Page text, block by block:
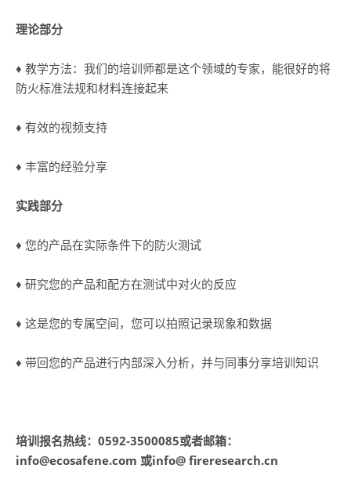
理论部分
♦ 教学方法：我们的培训师都是这个领域的专家，能很好的将
防火标准法规和材料连接起来
♦ 有效的视频支持
♦ 丰富的经验分享
实践部分
♦ 您的产品在实际条件下的防火测试
♦ 研究您的产品和配方在测试中对火的反应
♦ 这是您的专属空间，您可以拍照记录现象和数据
♦ 带回您的产品进行内部深入分析，并与同事分享培训知识
培训报名热线： 0592-3500085或者邮箱：
info@ecosafene.com 或info@ fireresearch.cn